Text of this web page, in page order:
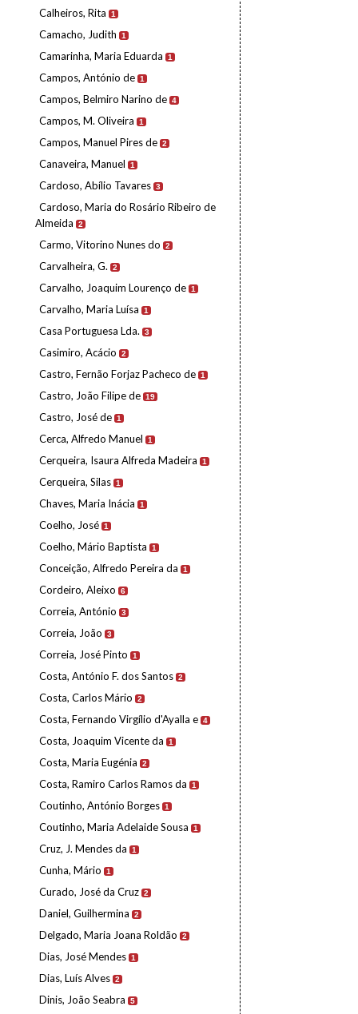
Calheiros, Rita 1
Camacho, Judith 1
Camarinha, Maria Eduarda 1
Campos, António de 1
Campos, Belmiro Narino de 4
Campos, M. Oliveira 1
Campos, Manuel Pires de 2
Canaveira, Manuel 1
Cardoso, Abílio Tavares 3
Cardoso, Maria do Rosário Ribeiro de
Almeida
2
Carmo, Vitorino Nunes do 2
Carvalheira, G. 2
Carvalho, Joaquim Lourenço de 1
Carvalho, Maria Luísa 1
Casa Portuguesa Lda. 3
Casimiro, Acácio 2
Castro, Fernão Forjaz Pacheco de 1
Castro, João Filipe de 19
Castro, José de 1
Cerca, Alfredo Manuel 1
Cerqueira, Isaura Alfreda Madeira 1
Cerqueira, Silas 1
Chaves, Maria Inácia 1
Coelho, José 1
Coelho, Mário Baptista 1
Conceição, Alfredo Pereira da 1
Cordeiro, Aleixo 6
Correia, António 3
Correia, João 3
Correia, José Pinto 1
Costa, António F. dos Santos 2
Costa, Carlos Mário 2
Costa, Fernando Virgílio d'Ayalla e 4
Costa, Joaquim Vicente da 1
Costa, Maria Eugénia 2
Costa, Ramiro Carlos Ramos da 1
Coutinho, António Borges 1
Coutinho, Maria Adelaide Sousa 1
Cruz, J. Mendes da 1
Cunha, Mário 1
Curado, José da Cruz 2
Daniel, Guilhermina 2
Delgado, Maria Joana Roldão 2
Dias, José Mendes 1
Dias, Luís Alves 2
Dinis, João Seabra 5